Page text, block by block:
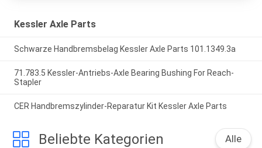
Kessler Axle Parts
Schwarze Handbremsbelag Kessler Axle Parts 101.1349.3a
71.783.5 Kessler-Antriebs-Axle Bearing Bushing For Reach-
Stapler
CER Handbremszylinder-Reparatur Kit Kessler Axle Parts
Beliebte Kategorien Alle